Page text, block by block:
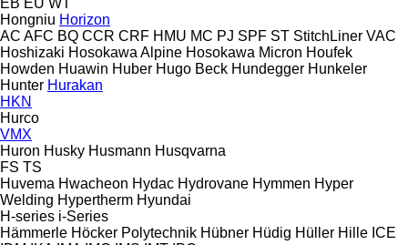
Hongniu Horizon
AC AFC BQ CCR CRF HMU MC PJ SPF ST StitchLiner VAC
Hoshizaki Hosokawa Alpine Hosokawa Micron Houfek
Howden Huawin Huber Hugo Beck Hundegger Hunkeler
Hunter Hurakan
HKN
Hurco
VMX
Huron Husky Husmann Husqvarna
FS TS
Huvema Hwacheon Hydac Hydrovane Hymmen Hyper
Welding Hypertherm Hyundai
H-series i-Series
Hämmerle Höcker Polytechnik Hübner Hüdig Hüller Hille ICE